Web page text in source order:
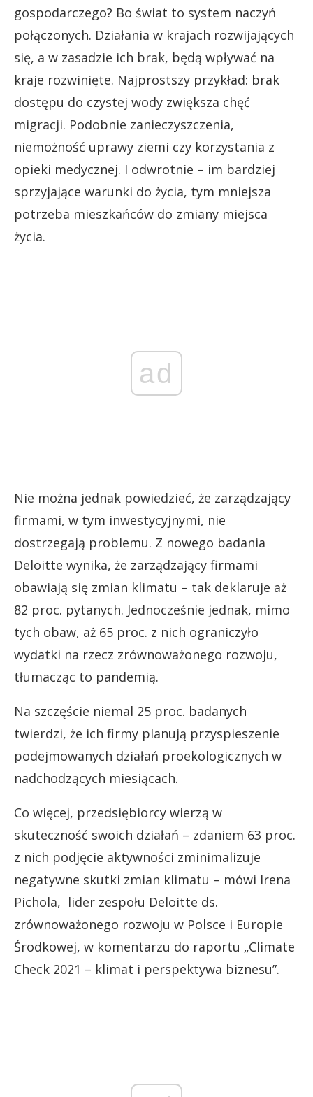
gospodarczego? Bo świat to system naczyń
połączonych. Działania w krajach rozwijających
się, a w zasadzie ich brak, będą wpływać na
kraje rozwinięte. Najprostszy przykład: brak
dostępu do czystej wody zwiększa chęć
migracji. Podobnie zanieczyszczenia,
niemożność uprawy ziemi czy korzystania z
opieki medycznej. I odwrotnie – im bardziej
sprzyjające warunki do życia, tym mniejsza
potrzeba mieszkańców do zmiany miejsca
życia.
ad
Nie można jednak powiedzieć, że zarządzający
firmami, w tym inwestycyjnymi, nie
dostrzegają problemu. Z nowego badania
Deloitte wynika, że zarządzający firmami
obawiają się zmian klimatu – tak deklaruje aż
82 proc. pytanych. Jednocześnie jednak, mimo
tych obaw, aż 65 proc. z nich ograniczyło
wydatki na rzecz zrównoważonego rozwoju,
tłumacząc to pandemią.
Na szczęście niemal 25 proc. badanych
twierdzi, że ich firmy planują przyspieszenie
podejmowanych działań proekologicznych w
nadchodzących miesiącach.
Co więcej, przedsiębiorcy wierzą w
skuteczność swoich działań – zdaniem 63 proc.
z nich podjęcie aktywności zminimalizuje
negatywne skutki zmian klimatu – mówi Irena
Pichola, lider zespołu Deloitte ds.
zrównoważonego rozwoju w Polsce i Europie
Środkowej, w komentarzu do raportu „Climate
Check 2021 – klimat i perspektywa biznesu”.